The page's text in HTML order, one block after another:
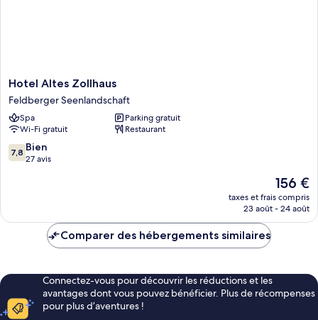
Hotel
Altes
Zollhaus
Feldberger
Seenlandschaft
Hotel Altes Zollhaus
Feldberger Seenlandschaft
Spa
Parking gratuit
Wi-Fi gratuit
Restaurant
7.8
sur
7,8 Bien
27 avis
Le
nouveau
prix
156 €
taxes et frais compris
23 août - 24 août
Comparer des hébergements similaires
Connectez-vous pour découvrir les réductions et les
avantages dont vous pouvez bénéficier. Plus de récompenses
pour plus d’aventures !